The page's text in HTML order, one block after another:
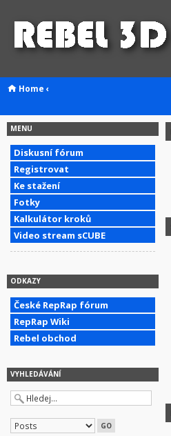
Home ‹
MENU
Diskusní fórum
Registrovat
Ke stažení
Fotky
Kalkulátor kroků
Video stream sCUBE
ODKAZY
České RepRap fórum
RepRap Wiki
Rebel obchod
VYHLEDÁVÁNÍ